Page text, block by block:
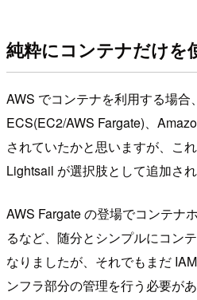
純粋にコンテナだけを
AWS でコンテナを利用する場
ECS(EC2/AWS Fargate)、
されていたかと思いますが、こ
Lightsail が選択肢として追加され
AWS Fargate の登場でコンテナ
るなど、随分とシンプルにコン
なりましたが、それでもまだ
ンフラ部分の管理を行う必要があ